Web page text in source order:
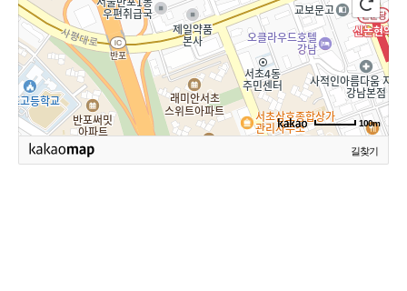
100m
길찾기